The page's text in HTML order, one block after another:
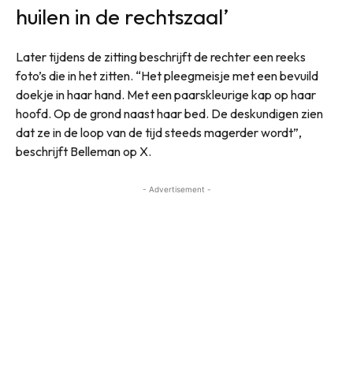
huilen in de rechtszaal’
Later tijdens de zitting beschrijft de rechter een reeks
foto’s die in het zitten. “Het pleegmeisje met een bevuild
doekje in haar hand. Met een paarskleurige kap op haar
hoofd. Op de grond naast haar bed. De deskundigen zien
dat ze in de loop van de tijd steeds magerder wordt”,
beschrijft Belleman op X.
- Advertisement -